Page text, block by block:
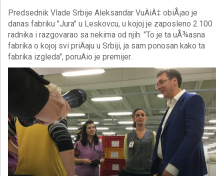
Predsednik Vlade Srbije Aleksandar VuÄiÄ‡ obiÅ¡ao je
danas fabriku "Jura" u Leskovcu, u kojoj je zaposleno 2.100
radnika i razgovarao sa nekima od njih. "To je ta uÅ¾asna
fabrika o kojoj svi priÄaju u Srbiji, ja sam ponosan kako ta
fabrika izgleda", poruÄio je premijer.